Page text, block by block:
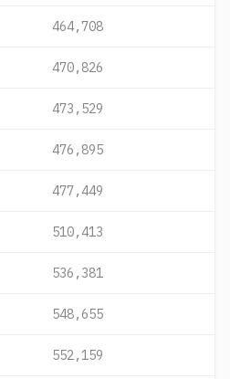
464,708
470,826
473,529
476,895
477,449
510,413
536,381
548,655
552,159